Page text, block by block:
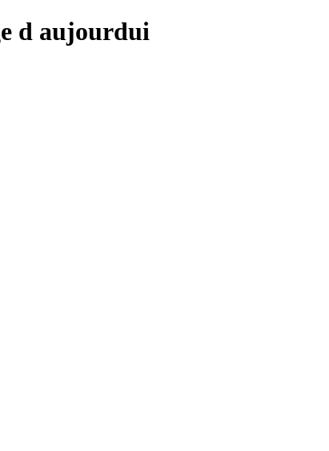
d aujourdui